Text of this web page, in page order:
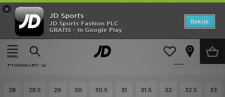
×
JD Sports
JD Sports Fashion PLC
GRATIS - In Google Play
Bekijk
Thuis
Kids Kinderschoenen (Maten 28-35) Skateschoenen
Kids - Skateschoenen
Producten 12
28 28.5 29 30 30.5 31 31.5 32 32.5 33
Home
Offers
New In